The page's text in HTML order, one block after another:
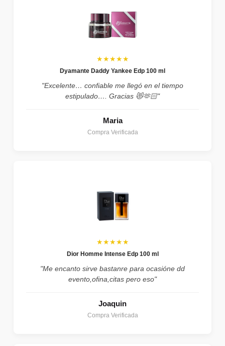
★★★★★
Dyamante Daddy Yankee Edp 100 ml
"Excelente… confiable me llegó en el tiempo
estipulado…. Gracias 😻🫶🏻"
Maria
Compra Verificada
★★★★★
Dior Homme Intense Edp 100 ml
"Me encanto sirve bastanre para ocasióne dd
evento,ofina,citas pero eso"
Joaquin
Compra Verificada